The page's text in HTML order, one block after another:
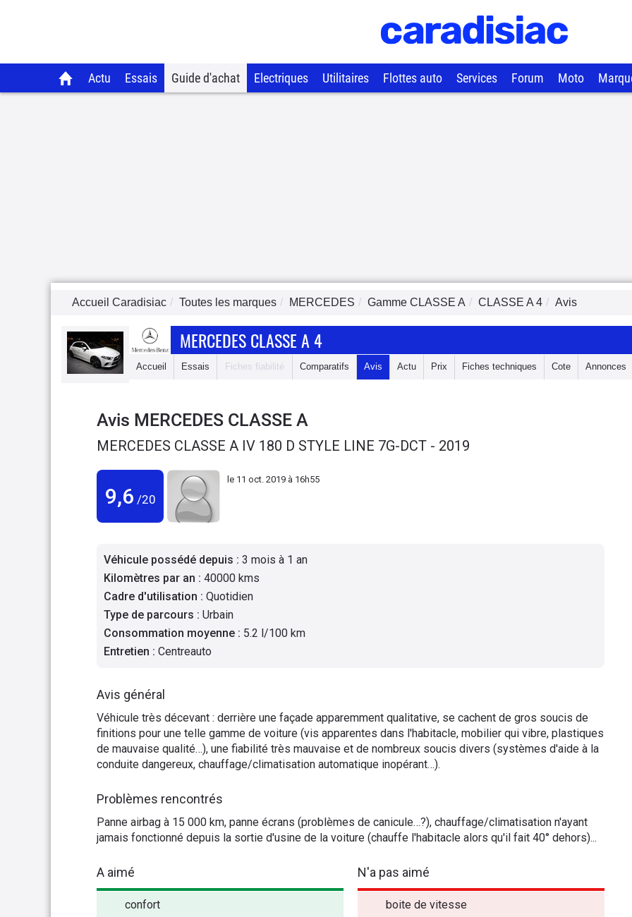
Actu Essais Guide d'achat Electriques Utilitaires Flottes auto Services Forum Moto
Accueil Caradisiac Toutes les marques MERCEDES Gamme CLASSE A CLASSE A 4 Avis
MERCEDES CLASSE A 4
Accueil Essais Fiches fiabilité Comparatifs Avis Actu Prix Fiches techniques Cote Annonces
Avis MERCEDES CLASSE A
MERCEDES CLASSE A IV 180 D STYLE LINE 7G-DCT - 2019
9,6 /20
le 11 oct. 2019 à 16h55
Véhicule possédé depuis : 3 mois à 1 an
Kilomètres par an : 40000 kms
Cadre d'utilisation : Quotidien
Type de parcours : Urbain
Consommation moyenne : 5.2 l/100 km
Entretien : Centreauto
Avis général
Véhicule très décevant : derrière une façade apparemment qualitative, se cachent de gros soucis de
finitions pour une telle gamme de voiture (vis apparentes dans l'habitacle, mobilier qui vibre, plastiques
de mauvaise qualité…), une fiabilité très mauvaise et de nombreux soucis divers (systèmes d'aide à la
conduite dangereux, chauffage/climatisation automatique inopérant…).
Problèmes rencontrés
Panne airbag à 15 000 km, panne écrans (problèmes de canicule…?), chauffage/climatisation n'ayant
jamais fonctionné depuis la sortie d'usine de la voiture (chauffe l'habitacle alors qu'il fait 40° dehors)...
A aimé
confort
N'a pas aimé
boite de vitesse